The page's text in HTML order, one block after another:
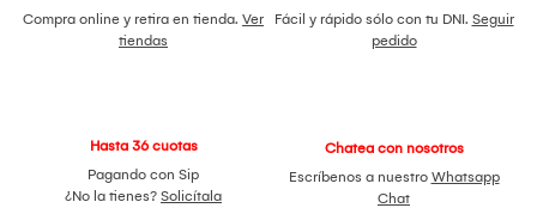
Compra online y retira en tienda. Ver
tiendas
Fácil y rápido sólo con tu DNI. Seguir
pedido
Hasta 36 cuotas
Pagando con Sip
¿No la tienes? Solicítala
Chatea con nosotros
Escríbenos a nuestro Whatsapp
Chat